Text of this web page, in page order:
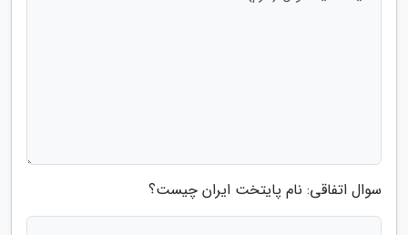
سوال اتفاقی: نام پایتخت ایران چیست؟